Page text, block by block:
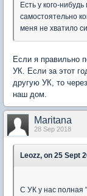
Есть у кого-
самостоятельно
меня не хватило
Если я правильно
УК. Если за этот
другую УК, то
наш дом.
Maritana
28 Sep 2018
Leozz, on 25 Sept
С УК у нас полная